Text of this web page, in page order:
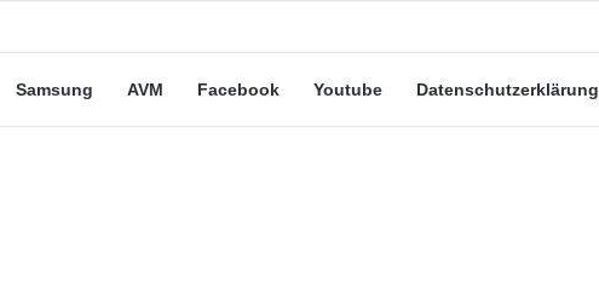
Tarife: Marketing-Trick oder echte Vorteile?
Samsung AVM Facebook Youtube Datenschutzerklärung